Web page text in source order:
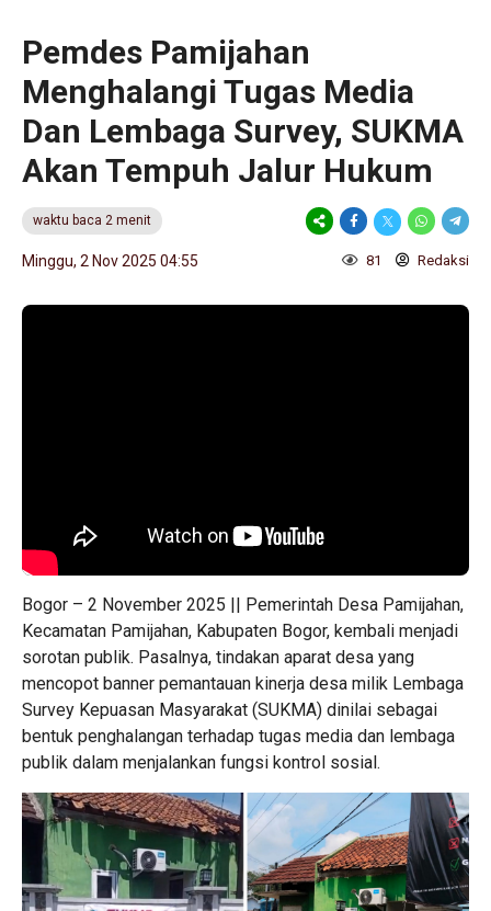
Pemdes Pamijahan
Menghalangi Tugas Media
Dan Lembaga Survey, SUKMA
Akan Tempuh Jalur Hukum
waktu baca 2 menit
Minggu, 2 Nov 2025 04:55 81 Redaksi
Bogor – 2 November 2025 || Pemerintah Desa Pamijahan,
Kecamatan Pamijahan, Kabupaten Bogor, kembali menjadi
sorotan publik. Pasalnya, tindakan aparat desa yang
mencopot banner pemantauan kinerja desa milik Lembaga
Survey Kepuasan Masyarakat (SUKMA) dinilai sebagai
bentuk penghalangan terhadap tugas media dan lembaga
publik dalam menjalankan fungsi kontrol sosial.